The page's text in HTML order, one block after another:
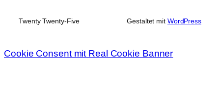
Twenty Twenty-Five Gestaltet mit WordPress
Cookie Consent mit Real Cookie Banner